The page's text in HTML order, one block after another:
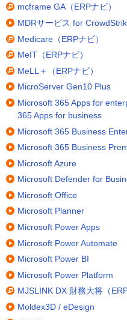
mcframe GA（ERPナビ）
MDRサービス for
Medicare（ERPナビ）
MeIT（ERPナビ）
MeLL＋（ERPナビ）
MicroServer Gen10 Plus
Microsoft 365 Apps for
365 Apps for business
Microsoft 365 Business
Microsoft 365 Business
Microsoft Azure
Microsoft Defender for
Microsoft Office
Microsoft Planner
Microsoft Power Apps
Microsoft Power Automate
Microsoft Power BI
Microsoft Power Platform
MJSLINK DX 財務大将（ERP
Moldex3D / eDesign